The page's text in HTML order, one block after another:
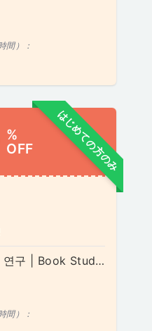
間）：
はじめての方のみ
%
OFF
ブックスタディ | 도서 연구 | Book Study - 21 Lessons for the 21st Century
間）：